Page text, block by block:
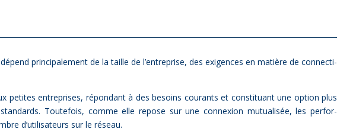
prin­ci­pa­le­ment de la taille de l’entreprise, des exi­gences en ma­tière de connec­ti­
pe­tites en­tre­prises, ré­pon­dant à des be­soins cou­rants et consti­tuant une op­tion plus
Tou­te­fois, comme elle re­pose sur une connexion mu­tua­li­sée, les per­for­
d’utilisateurs sur le ré­seau.